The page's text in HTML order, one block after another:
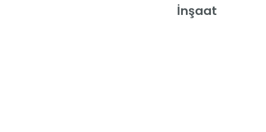
İnşaat